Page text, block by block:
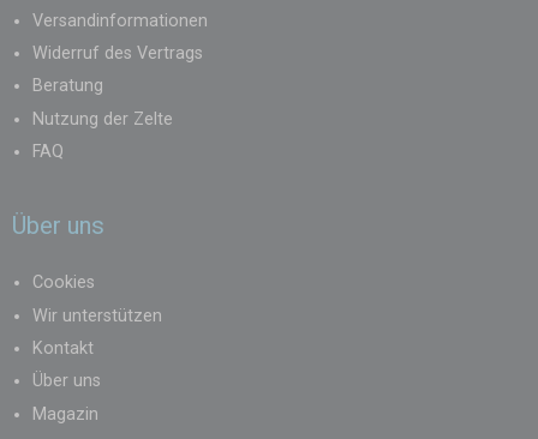
Versandinformationen
Widerruf des Vertrags
Beratung
Nutzung der Zelte
FAQ
Über uns
Cookies
Wir unterstützen
Kontakt
Über uns
Magazin